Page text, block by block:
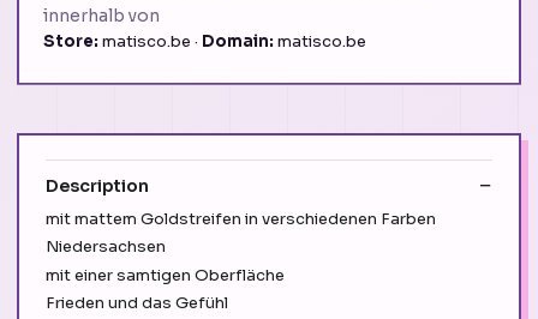
innerhalb von
Store: matisco.be · Domain: matisco.be
Description
mit mattem Goldstreifen in verschiedenen Farben
Niedersachsen
mit einer samtigen Oberfläche
Frieden und das Gefühl